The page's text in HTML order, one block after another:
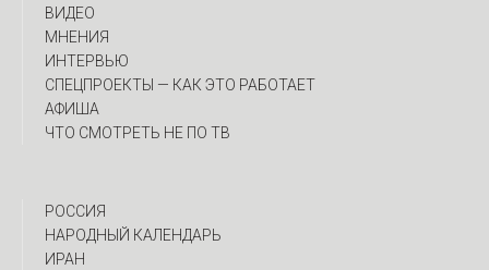
ВИДЕО
МНЕНИЯ
ИНТЕРВЬЮ
CПЕЦПРОЕКТЫ — КАК ЭТО РАБОТАЕТ
АФИША
ЧТО СМОТРЕТЬ НЕ ПО ТВ
РОССИЯ
НАРОДНЫЙ КАЛЕНДАРЬ
ИРАН